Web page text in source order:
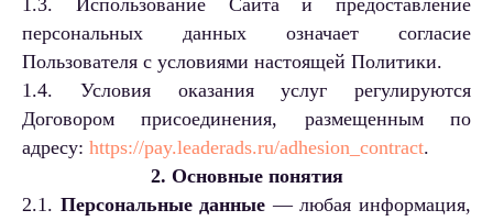
1.3. Использование Сайта и предоставление
персональных данных означает согласие
Пользователя с условиями настоящей Политики.
1.4. Условия оказания услуг регулируются
Договором присоединения, размещенным по
адресу: https://pay.leaderads.ru/adhesion_contract.
2. Основные понятия
2.1. Персональные данные — любая информация,